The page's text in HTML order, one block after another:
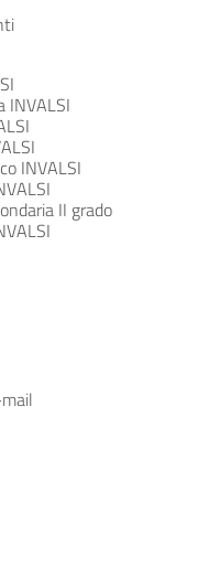
INVALSI
INVALSI
II grado